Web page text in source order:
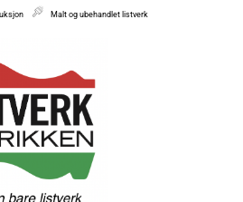
Malt og ubehandlet listverk